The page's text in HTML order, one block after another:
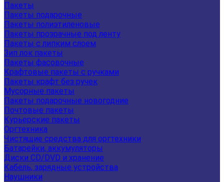
Пакеты
Пакеты подарочные
Пакеты полиэтиленовые
Пакеты прозрачные под ленту
Пакеты с липким слоем
Зип лок пакеты
Пакеты фасовочные
Крафтовые пакеты с ручками
Пакеты крафт без ручек
Мусорные пакеты
Пакеты подарочные новогодние
Почтовые пакеты
Курьерские пакеты
Оргтехника
Чистящие средства для оргтехники
Батарейки, аккумуляторы
Диски CD/DVD и хранение
Кабель, зарядные устройства
Наушники